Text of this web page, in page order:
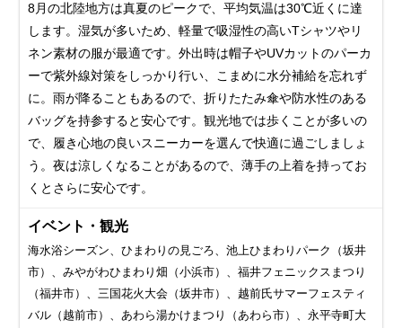
8月の北陸地方は真夏のピークで、平均気温は30℃近くに達
します。湿気が多いため、軽量で吸湿性の高いTシャツやリ
ネン素材の服が最適です。外出時は帽子やUVカットのパーカ
ーで紫外線対策をしっかり行い、こまめに水分補給を忘れず
に。雨が降ることもあるので、折りたたみ傘や防水性のある
バッグを持参すると安心です。観光地では歩くことが多いの
で、履き心地の良いスニーカーを選んで快適に過ごしましょ
う。夜は涼しくなることがあるので、薄手の上着を持ってお
くとさらに安心です。
イベント・観光
海水浴シーズン、ひまわりの見ごろ、池上ひまわりパーク（坂井
市）、みやがわひまわり畑（小浜市）、福井フェニックスまつり
（福井市）、三国花火大会（坂井市）、越前氏サマーフェスティ
バル（越前市）、あわら湯かけまつり（あわら市）、永平寺町大